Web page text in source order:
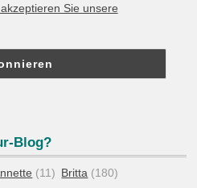
Sie unsere
Blog?
(11) Britta (180)